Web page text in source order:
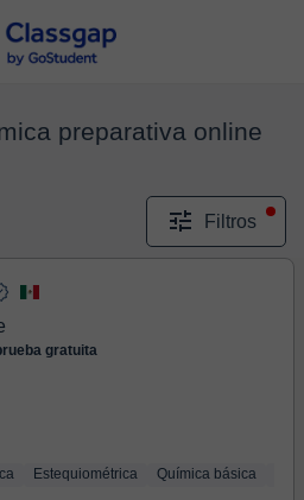
preparativa online
Filtros
gratuita
Estequiométrica Química básica